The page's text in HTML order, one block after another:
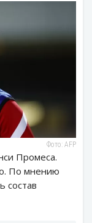
Фото: AFP
Промеса.
По мнению
состав